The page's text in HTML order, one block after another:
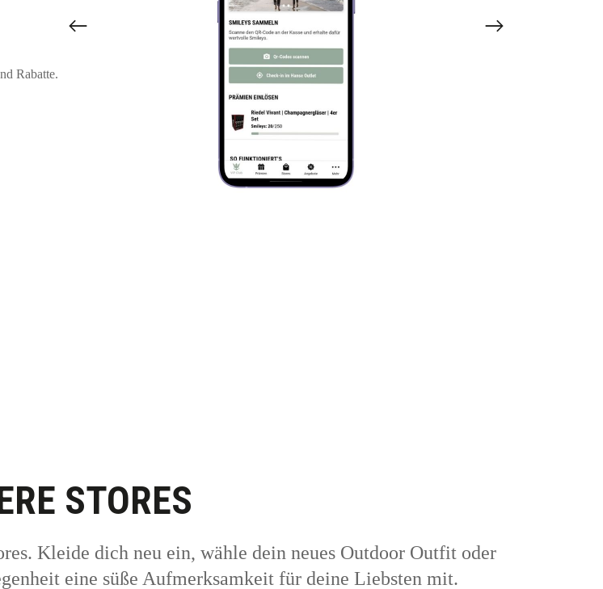
Rabatte.
STORES
Kleide dich neu ein, wähle dein neues Outdoor Outfit oder
eine süße Aufmerksamkeit für deine Liebsten mit.